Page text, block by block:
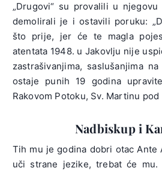
„Drugovi“ su provalili u
demolirali je i ostavili poruku:
što prije, jer će te magla
atentata 1948. u Jakovlju nije
zastrašivanjima, saslušanjima
ostaje punih 19 godina
Rakovom Potoku, Sv. Martinu
Nadbiskup i
Tih mu je godina dobri otac Ante
uči strane jezike, trebat će mu.